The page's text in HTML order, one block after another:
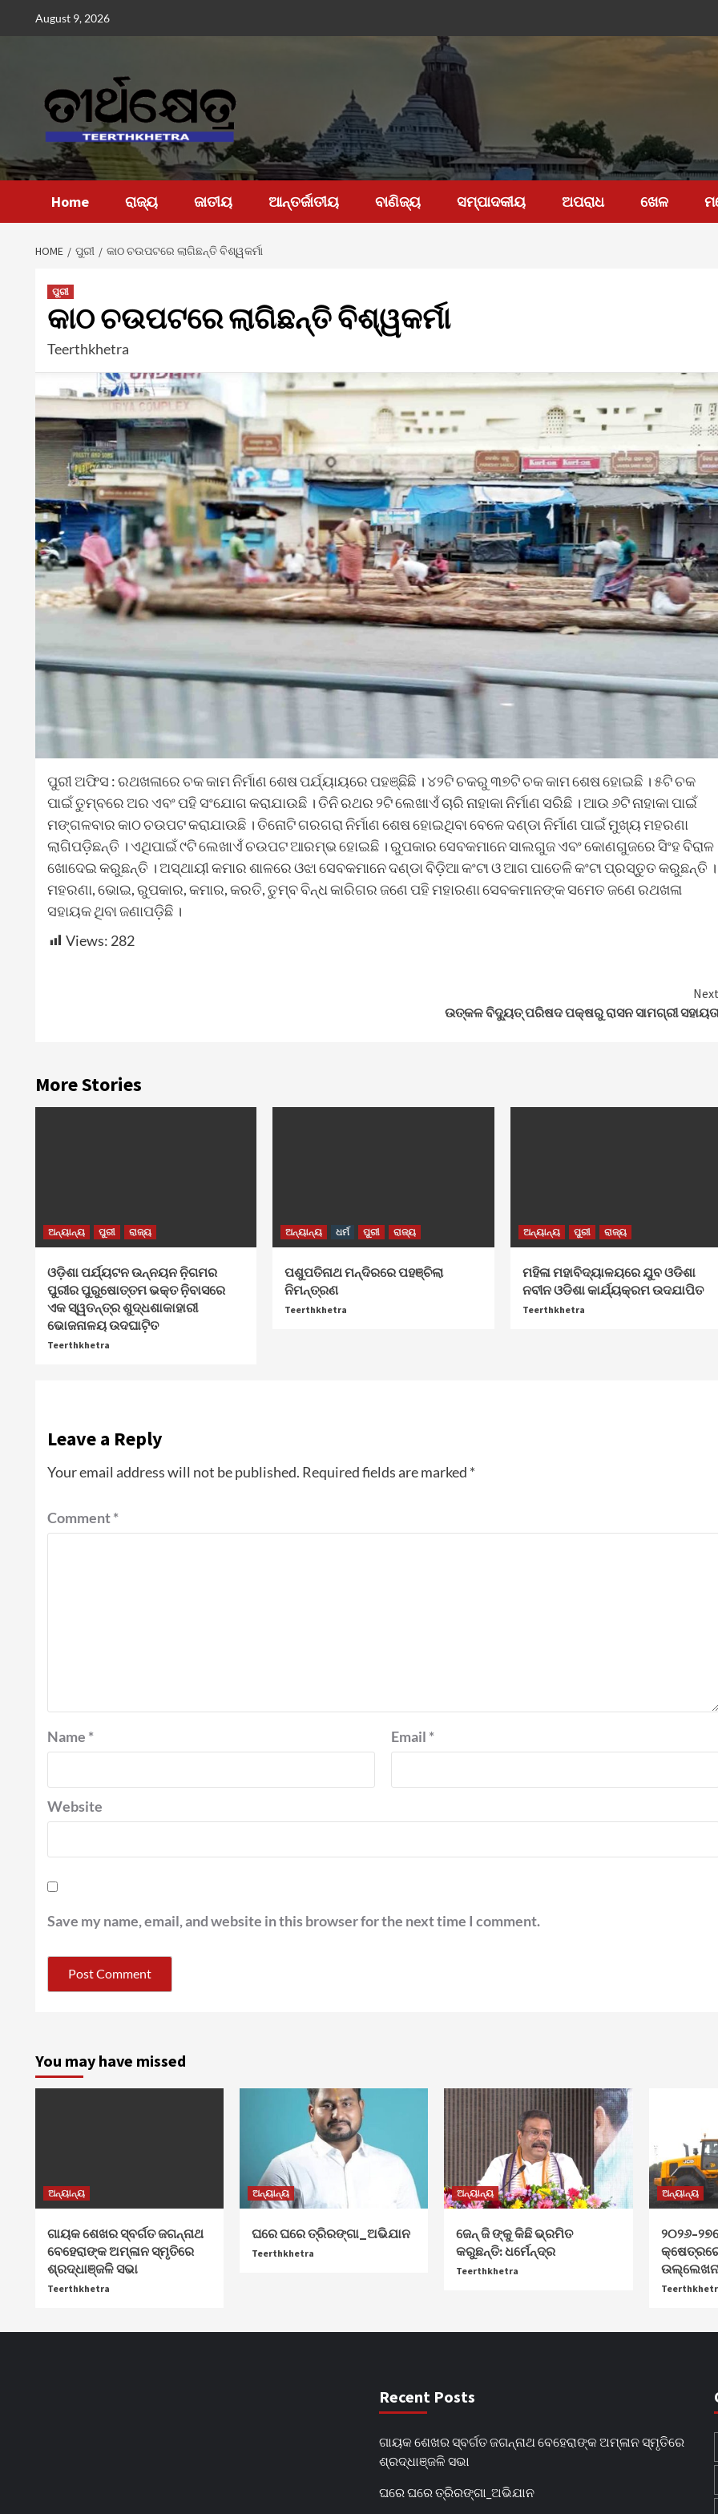
August 9, 2026
Home ରାଜ୍ୟ ଜାତୀୟ ଆନ୍ତର୍ଜାତୀୟ ବାଣିଜ୍ୟ ସମ୍ପାଦକୀୟ ଅପରାଧ ଖେଳ
HOME ପୁରୀ କାଠ ଚଉପଟରେ ଲାଗିଛନ୍ତି ବିଶ୍ୱକର୍ମା
ପୁରୀ
କାଠ ଚଉପଟରେ ଲାଗିଛନ୍ତି ବିଶ୍ୱକର୍ମା
Teerthkhetra
ପୁରୀ ଅଫିସ : ରଥଖଳାରେ ଚକ କାମ ନିର୍ମାଣ ଶେଷ ପର୍ଯ୍ୟାୟରେ ପହଞ୍ଛିଛି । ୪୨ଟି ଚକରୁ ୩୭ଟି ଚକ କାମ ଶେଷ ହୋଇଛି । ୫ଟି ଚକ
ପାଇଁ ତୁମ୍ବରେ ଅର ଏବଂ ପହି ସଂଯୋଗ କରାଯାଉଛି । ତିନି ରଥର ୨ଟି ଲେଖାଏଁ ଚାରି ନାହାକା ନିର୍ମାଣ ସରିଛି । ଆଉ ୬ଟି ନାହାକା ପାଇଁ
ମଙ୍ଗଳବାର କାଠ ଚଉପଟ କରାଯାଉଛି । ତିନୋଟି ଗରଗରା ନିର୍ମାଣ ଶେଷ ହୋଇଥିବା ବେଳେ ଦଣ୍ଡା ନିର୍ମାଣ ପାଇଁ ମୁଖ୍ୟ ମହରଣା
ଲାଗିପଡ଼ିଛନ୍ତି । ଏଥିପାଇଁ ୯ଟି ଲେଖାଏଁ ଚଉପଟ ଆରମ୍ଭ ହୋଇଛି । ରୁପକାର ସେବକମାନେ ସାଲଗୁଜ ଏବଂ କୋଣଗୁଜରେ ସିଂହ ବିରାଳ
ଖୋଦେଇ କରୁଛନ୍ତି । ଅସ୍ଥାୟୀ କମାର ଶାଳରେ ଓଝା ସେବକମାନେ ଦଣ୍ଡା ବିଡ଼ିଆ କଂଟା ଓ ଆଗ ପାତେଳି କଂଟା ପ୍ରସ୍ତୁତ କରୁଛନ୍ତି ।
ମହରଣା, ଭୋଇ, ରୁପକାର, କମାର, କରତି, ତୁମ୍ବ ବିନ୍ଧ କାରିଗର ଜଣେ ପହି ମହାରଣା ସେବକମାନଙ୍କ ସମେତ ଜଣେ ରଥଖଳା
ସହାୟକ ଥିବା ଜଣାପଡ଼ିଛି ।
Views: 282
ଉତ୍କଳ ବିଦ୍ୟୁତ୍ ପରିଷଦ ପକ୍ଷରୁ ରାସନ ସାମଗ୍ରୀ
More Stories
ଅନ୍ୟାନ୍ୟ ପୁରୀ ରାଜ୍ୟ
ଓଡ଼ିଶା ପର୍ଯ୍ୟଟନ ଉନ୍ନୟନ ନ଼ିଗମର
ପୁରୀର ପୁରୁଷୋତ୍ତମ ଭକ୍ତ ନ଼ିବାସରେ
ଏକ ସ୍ୱତନ୍ତ୍ର ଶୁଦ୍ଧଶାକାହାରୀ
ଭୋଜନାଳୟ ଉଦଘାଟ଼ିତ
Teerthkhetra
ଅନ୍ୟାନ୍ୟ ଧର୍ମ ପୁରୀ ରାଜ୍ୟ
ପଶୁପତିନାଥ ମନ୍ଦିରରେ ପହଞ୍ଚିଲା
ନିମନ୍ତ୍ରଣ
Teerthkhetra
ଅନ୍ୟାନ୍ୟ ପୁରୀ ରାଜ୍ୟ
ମହିଳା ମହାବିଦ୍ୟାଳୟରେ ଯୁବ ଓଡିଶା
ନବୀନ ଓଡିଶା କାର୍ଯ୍ୟକ୍ରମ ଉଦଯାପିତ
Teerthkhetra
Leave a Reply
Your email address will not be published. Required fields are marked *
Comment*
Name * Email *
Website
Save my name, email, and website in this browser for the next time I comment.
You may have missed
ଅନ୍ୟାନ୍ୟ
ଗାୟକ ଶେଖର ସ୍ବର୍ଗତ ଜଗନ୍ନାଥ
ବେହେରାଙ୍କ ଅମ୍ଳାନ ସ୍ମୃତିରେ
ଶ୍ରଦ୍ଧାଞ୍ଜଳି ସଭା
Teerthkhetra
ଅନ୍ୟାନ୍ୟ
ଘରେ ଘରେ ତ୍ରିରଙ୍ଗା_ଅଭିଯାନ
Teerthkhetra
ଅନ୍ୟାନ୍ୟ
ଜେନ୍‌ ଜି ଙ୍କୁ କିଛି ଭ୍ରମିତ
କରୁଛନ୍ତି: ଧର୍ମେନ୍ଦ୍ର
Teerthkhetra
ଅନ୍ୟାନ୍ୟ
Recent Posts
ଗାୟକ ଶେଖର ସ୍ବର୍ଗତ ଜଗନ୍ନାଥ ବେହେରାଙ୍କ ଅମ୍ଳାନ ସ୍ମୃତିରେ
ଶ୍ରଦ୍ଧାଞ୍ଜଳି ସଭା
ଘରେ ଘରେ ତ୍ରିରଙ୍ଗା_ଅଭିଯାନ